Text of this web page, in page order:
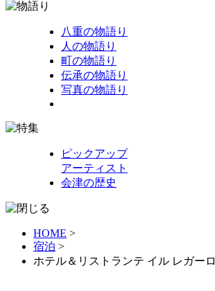
八重の物語り
人の物語り
町の物語り
伝承の物語り
写真の物語り
ピックアップ
アーティスト
会津の歴史
HOME >
宿泊 >
ホテル＆リストランテ イル レガーロ